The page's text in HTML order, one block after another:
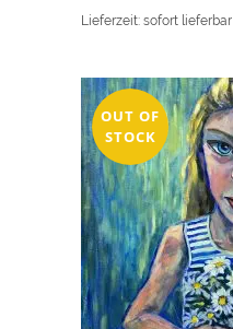
Lieferzeit: sofort lieferbar
OUT OF
STOCK